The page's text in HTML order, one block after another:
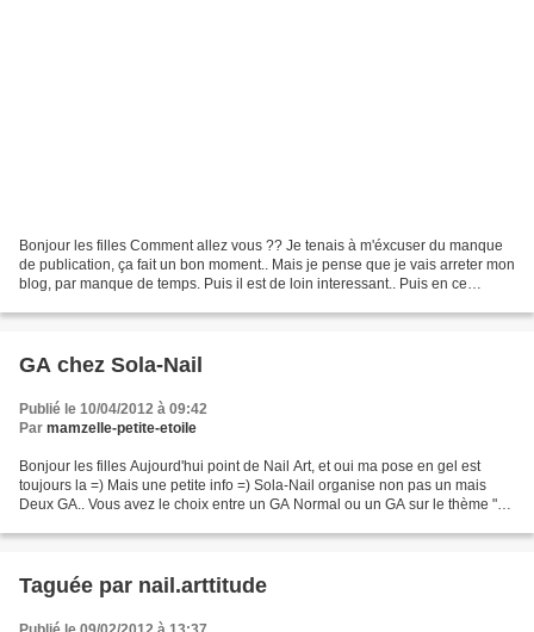
Bonjour les filles Comment allez vous ?? Je tenais à m'éxcuser du manque
de publication, ça fait un bon moment.. Mais je pense que je vais arreter mon
blog, par manque de temps. Puis il est de loin interessant.. Puis en ce
GA chez Sola-Nail
Publié le 10/04/2012 à 09:42
Par mamzelle-petite-etoile
Bonjour les filles Aujourd'hui point de Nail Art, et oui ma pose en gel est
toujours la =) Mais une petite info =) Sola-Nail organise non pas un mais
Deux GA.. Vous avez le choix entre un GA Normal ou un GA sur le thème "
Taguée par nail.arttitude